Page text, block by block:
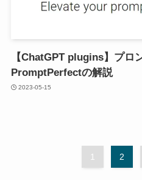
【ChatGPT plugins】プロ
PromptPerfectの解説
2023-05-15
1 2